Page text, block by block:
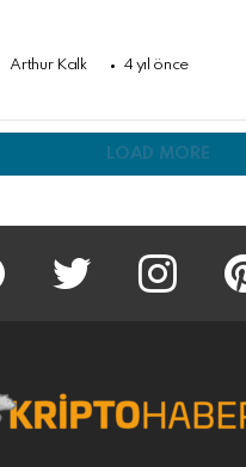
Arthur Kalk 4 yıl önce
LOAD MORE
Facebook
KriptoHaber TwitterKriptoHaber